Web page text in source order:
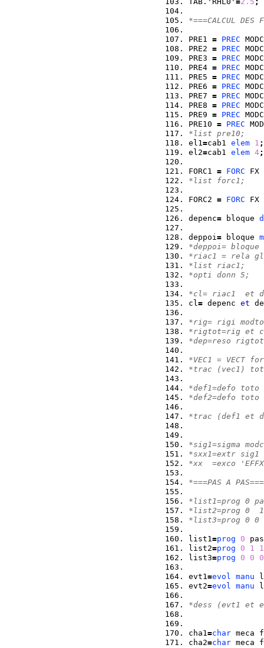
*===CALCUL DES
PRE1 = PREC
PRE2 = PREC
PRE3 = PREC
PRE4 = PREC
PRE5 = PREC
PRE6 = PREC
PRE7 = PREC
PRE8 = PREC
PRE9 = PREC
PRE10 = PREC
*list pre10;
el1=cab1 elem 1 ;
el2=cab1 elem 4;
FORC1 = FORC FX
*list forc1;
FORC2 = FORC FX
depenc= bloque
deppoi= bloque
*deppoi= bloque
*riac1 = rela
*list riac1;
*opti donn 5;
*cl= riac1  et
cl= depenc et
*rig= rigi
*rigtot=rig et
*dep=reso
*VEC1 = VECT
*trac (vec1)
*def1=defo
*def2=defo toto
*trac (def1 et
*sig1=sigma
*sxx1=extr sig1
*xx  =exco
*===PAS A PAS===
*list1=prog 0
*list2=prog 0
*list3=prog 0 0
list1=prog 0
list2=prog 0 1
1
list3=prog 0 0
evt1=evol manu
evt2=evol manu
*dess (evt1 et
cha1=char meca
cha2=char meca